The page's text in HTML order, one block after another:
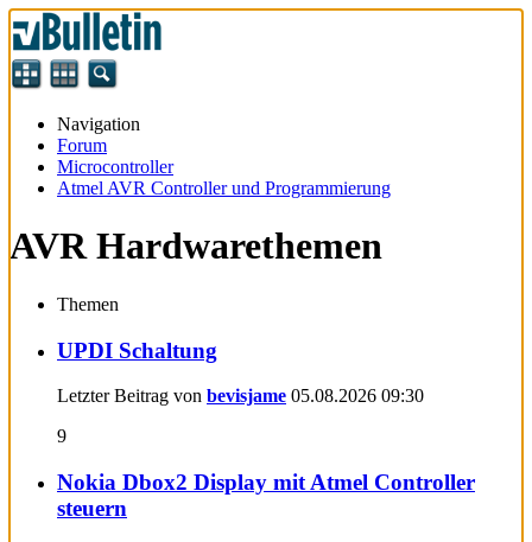
Navigation
Forum
Microcontroller
Atmel AVR Controller und Programmierung
AVR Hardwarethemen
Themen
UPDI Schaltung
Letzter Beitrag von bevisjame 05.08.2026 09:30
9
Nokia Dbox2 Display mit Atmel Controller
steuern